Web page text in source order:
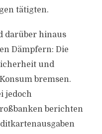
tätigten.
darüber hinaus
Dämpfern: Die
und
bremsen.
jedoch
berichten